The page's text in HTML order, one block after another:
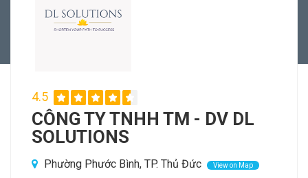
4.5
CÔNG TY TNHH TM - DV DL
SOLUTIONS
Phường Phước Bình, TP. Thủ Đức View on Map